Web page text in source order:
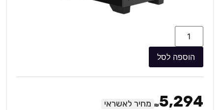
הוספה לסל
₪5,294 מחיר לאשראי